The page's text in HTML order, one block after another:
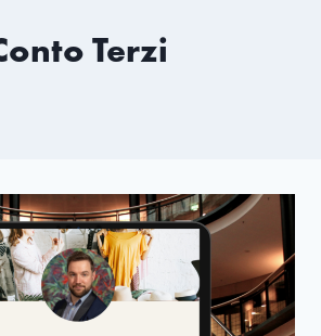
Terzi